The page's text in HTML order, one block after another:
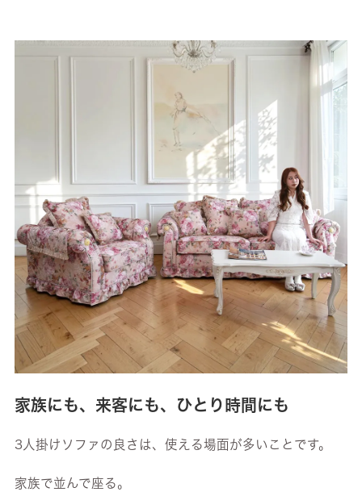
家族にも、来客にも、ひとり時間にも
3人掛けソファの良さは、使える場面が多いことです。
家族で並んで座る。